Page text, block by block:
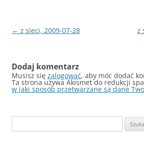
Nawigacja
← z sieci, 2009-07-28 z
Dodaj komentarz
Musisz się zalogować, aby móc dodać
Ta strona używa Akismet do redukcji
w jaki sposób przetwarzane są dane